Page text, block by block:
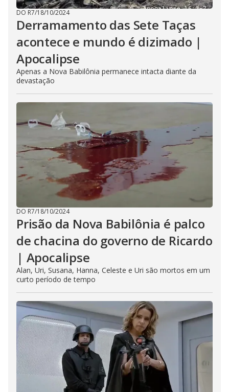
DO R7/18/10/2024
Derramamento das Sete Taças
acontece e mundo é dizimado |
Apocalipse
Apenas a Nova Babilônia permanece intacta diante da
devastação
DO R7/18/10/2024
Prisão da Nova Babilônia é palco
de chacina do governo de Ricardo
| Apocalipse
Alan, Uri, Susana, Hanna, Celeste e Uri são mortos em um
curto período de tempo